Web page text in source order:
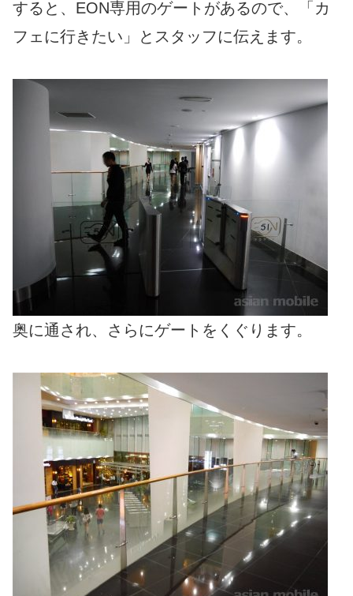
すると、EON専用のゲートがあるので、「カ
フェに行きたい」とスタッフに伝えます。
奥に通され、さらにゲートをくぐります。